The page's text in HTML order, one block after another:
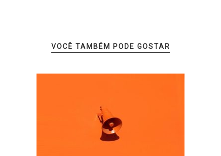
VOCÊ TAMBÉM PODE GOSTAR